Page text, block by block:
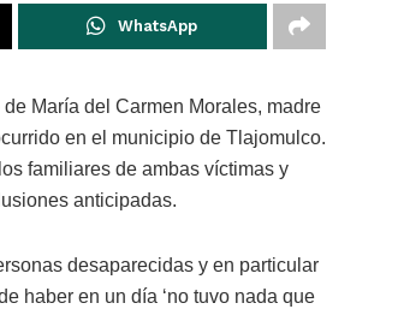
WhatsApp
María del Carmen Morales, madre
en el municipio de Tlajomulco.
familiares de ambas víctimas y
anticipadas.
desaparecidas y en particular
haber en un día ‘no tuvo nada que